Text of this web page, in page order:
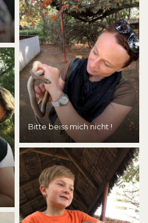
Bitte beiss mich nicht !